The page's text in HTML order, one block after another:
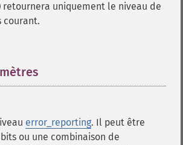
retournera uniquement le niveau de
courant.
error_reporting. Il peut être
ou une combinaison de